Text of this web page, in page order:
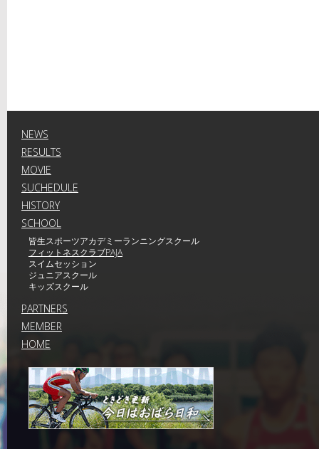
NEWS
RESULTS
MOVIE
SUCHEDULE
HISTORY
SCHOOL
皆生スポーツアカデミーランニングスクール
フィットネスクラブPAJA
スイムセッション
ジュニアスクール
キッズスクール
PARTNERS
MEMBER
HOME